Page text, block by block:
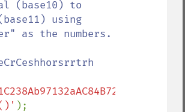
(base10) to
using
as the numbers.